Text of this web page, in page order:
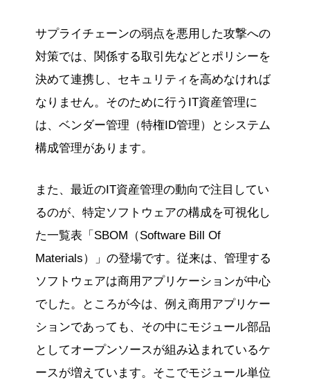
サプライチェーンの弱点を悪用した攻撃への
対策では、関係する取引先などとポリシーを
決めて連携し、セキュリティを高めなければ
なりません。そのために行うIT資産管理に
は、ベンダー管理（特権ID管理）とシステム
構成管理があります。
また、最近のIT資産管理の動向で注目してい
るのが、特定ソフトウェアの構成を可視化し
た一覧表「SBOM（Software Bill Of
Materials）」の登場です。従来は、管理する
ソフトウェアは商用アプリケーションが中心
でした。ところが今は、例え商用アプリケー
ションであっても、その中にモジュール部品
としてオープンソースが組み込まれているケ
ースが増えています。そこでモジュール単位